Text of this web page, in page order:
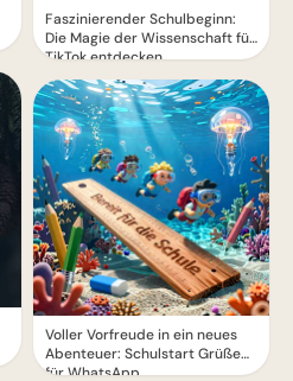
Faszinierender Schulbeginn:
Die Magie der Wissenschaft für
TikTok entdecken
Voller Vorfreude in ein neues
Abenteuer: Schulstart Grüße
für WhatsApp